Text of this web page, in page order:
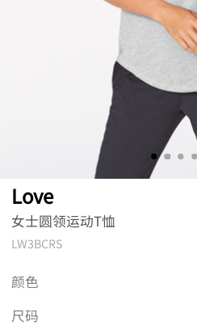
Love
女士圆领运动T恤
LW3BCRS
颜色
尺码